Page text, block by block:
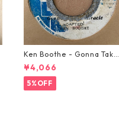
Ken Boothe - Gonna Take
A Miracle【7-21362】
¥4,066
5%OFF